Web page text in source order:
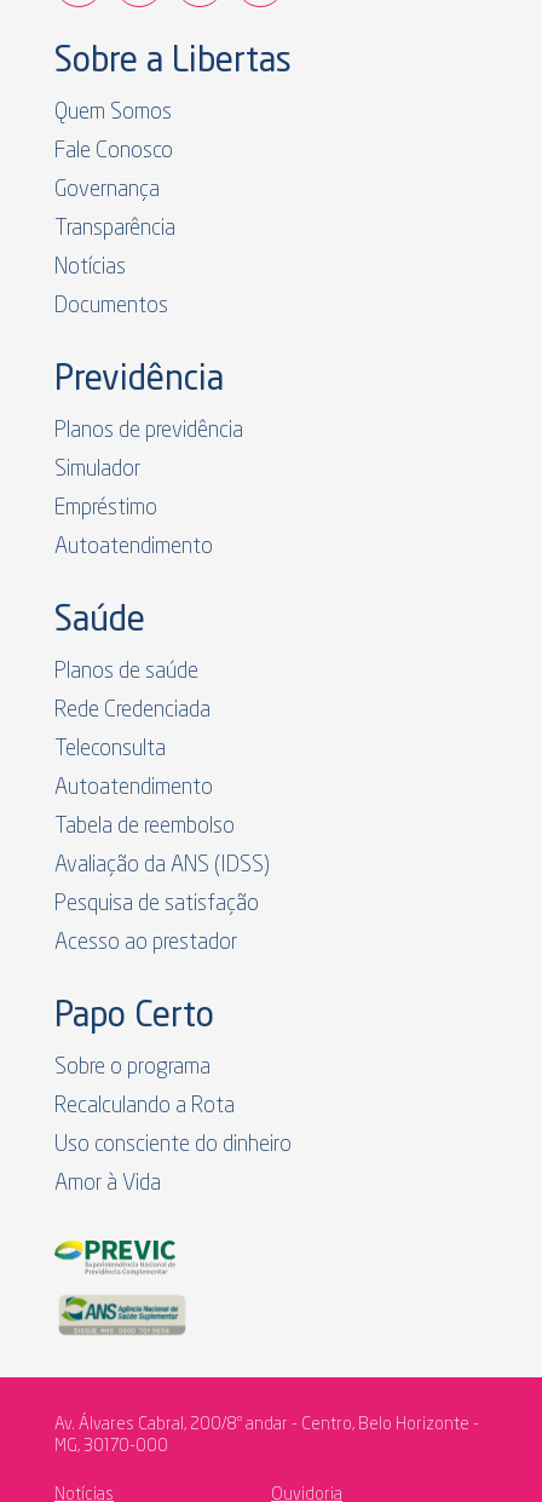
Sobre a Libertas
Quem Somos
Fale Conosco
Governança
Transparência
Notícias
Documentos
Previdência
Planos de previdência
Simulador
Empréstimo
Autoatendimento
Saúde
Planos de saúde
Rede Credenciada
Teleconsulta
Autoatendimento
Tabela de reembolso
Avaliação da ANS (IDSS)
Pesquisa de satisfação
Acesso ao prestador
Papo Certo
Sobre o programa
Recalculando a Rota
Uso consciente do dinheiro
Amor à Vida
Av. Álvares Cabral, 200/8º andar - Centro, Belo Horizonte -
MG, 30170-000
Notícias Ouvidoria